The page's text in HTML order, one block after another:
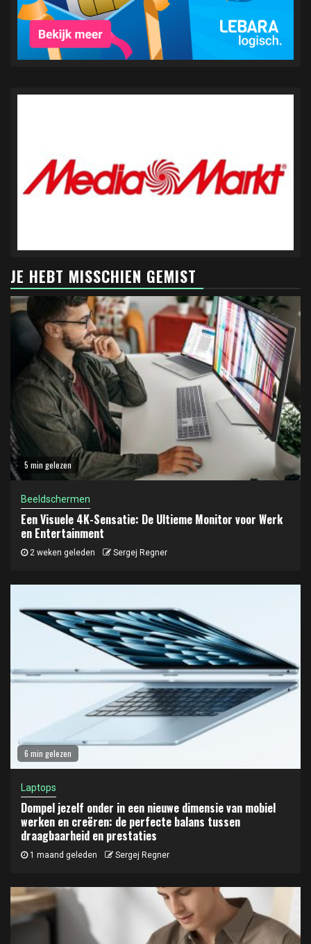
JE HEBT MISSCHIEN GEMIST
5 min gelezen
Beeldschermen
Een Visuele 4K-Sensatie: De Ultieme Monitor voor Werk
en Entertainment
2 weken geleden Sergej Regner
6 min gelezen
Laptops
Dompel jezelf onder in een nieuwe dimensie van mobiel
werken en creëren: de perfecte balans tussen
draagbaarheid en prestaties
1 maand geleden Sergej Regner